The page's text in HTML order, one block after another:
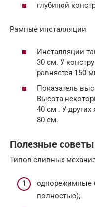
глубиной
Рамные инсталляции
Инсталляции
30 см. У
равняется 150
Показатель
Высота
40 см . У
80 см.
Полезные советы
Типов сливных
однорежимные
полностью);